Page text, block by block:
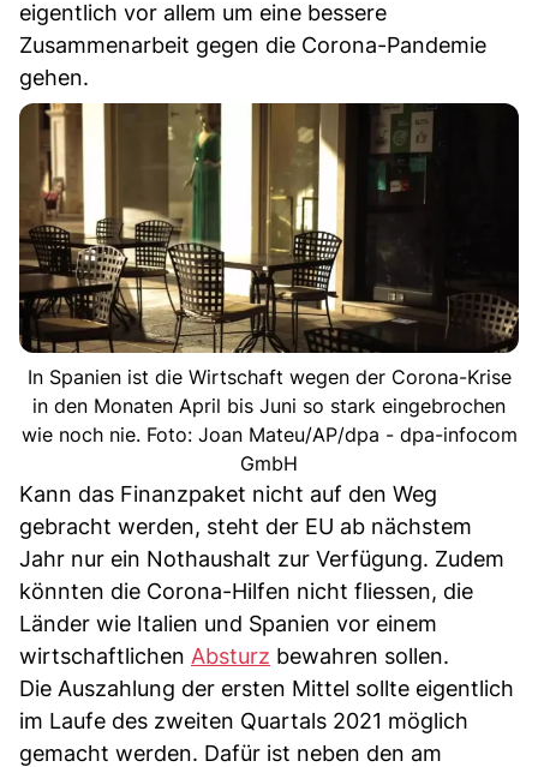
eigentlich vor allem um eine bessere
Zusammenarbeit gegen die Corona-Pandemie
gehen.
In Spanien ist die Wirtschaft wegen der Corona-Krise
in den Monaten April bis Juni so stark eingebrochen
wie noch nie. Foto: Joan Mateu/AP/dpa - dpa-infocom
GmbH
Kann das Finanzpaket nicht auf den Weg
gebracht werden, steht der EU ab nächstem
Jahr nur ein Nothaushalt zur Verfügung. Zudem
könnten die Corona-Hilfen nicht fliessen, die
Länder wie Italien und Spanien vor einem
wirtschaftlichen Absturz bewahren sollen.
Die Auszahlung der ersten Mittel sollte eigentlich
im Laufe des zweiten Quartals 2021 möglich
gemacht werden. Dafür ist neben den am